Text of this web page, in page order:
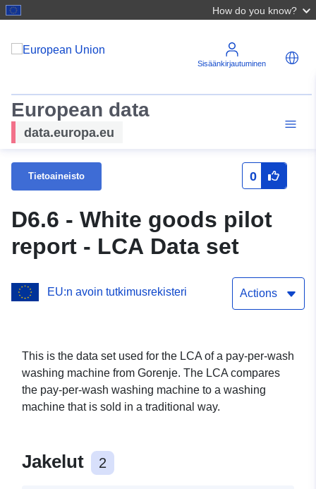
How do you know?
Sisäänkirjautuminen
European data
data.europa.eu
Tietoaineisto 0
D6.6 - White goods pilot
report - LCA Data set
EU:n avoin tutkimusrekisteri Actions
This is the data set used for the LCA of a pay-per-wash
washing machine from Gorenje. The LCA compares
the pay-per-wash washing machine to a washing
machine that is sold in a traditional way.
Jakelut 2